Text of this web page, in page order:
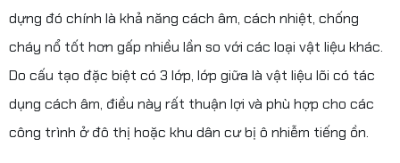
dựng đó chính là khả năng cách âm, cách nhiệt, chống
cháy nổ tốt hơn gấp nhiều lần so với các loại vật liệu khác.
Do cấu tạo đặc biệt có 3 lớp, lớp giữa là vật liệu lõi có tác
dụng cách âm, điều này rất thuận lợi và phù hợp cho các
công trình ở đô thị hoặc khu dân cư bị ô nhiễm tiếng ồn.